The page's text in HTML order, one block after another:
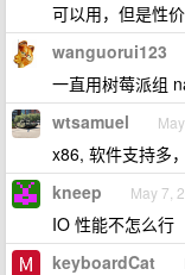
可以用，但是性
wanguorui123
一直用树莓派组
wtsamuel
x86, 软件支持多
kneep May 7,
IO 性能不怎么行
keyboardCat